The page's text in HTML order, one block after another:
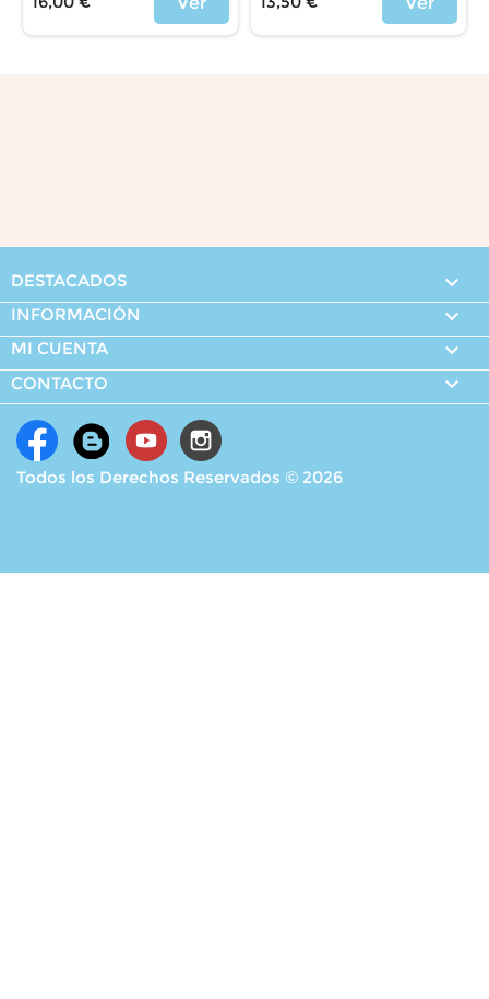
DESTACADOS 
INFORMACIÓN 
MI CUENTA 
CONTACTO 
Todos los Derechos Reservados © 2026